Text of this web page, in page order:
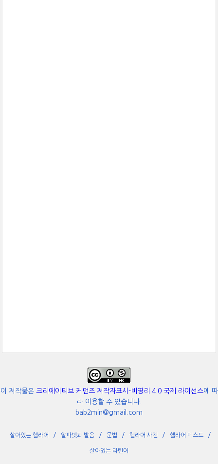
이 저작물은 크리에이티브 커먼즈 저작자표시-비영리 4.0 국제 라이선스에 따
라 이용할 수 있습니다.
bab2min@gmail.com
살아있는 헬라어 알파벳과 발음 문법 헬라어 사전 헬라어 텍스트
살아있는 라틴어